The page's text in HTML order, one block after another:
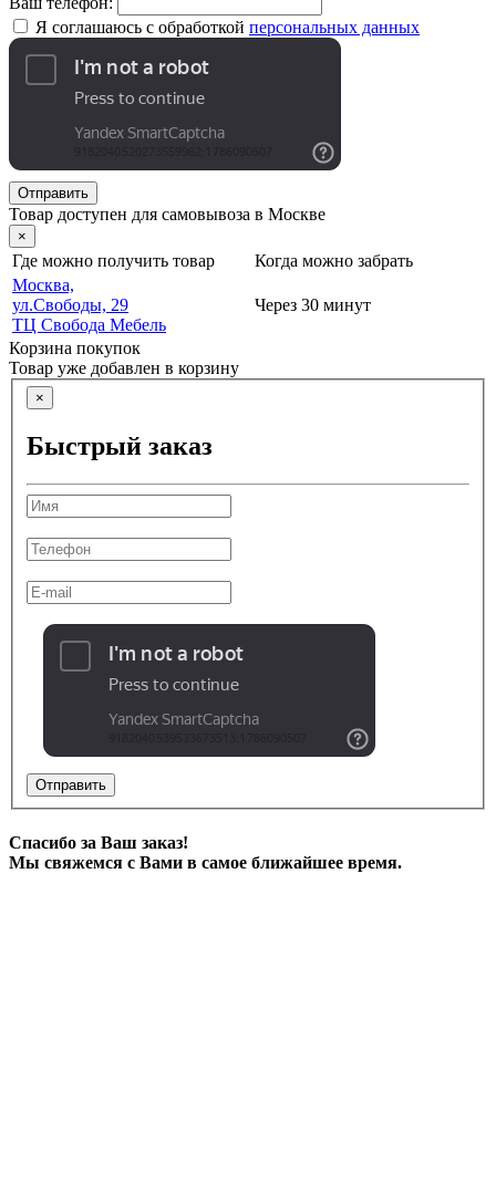
Я соглашаюсь с обработкой персональных данных
Отправить
Товар доступен для самовывоза в Москве
×
Где можно получить товар
Когда можно забрать
Москва,
ул.Свободы, 29
ТЦ Свобода Мебель
Через 30 минут
Корзина покупок
Товар уже добавлен в корзину
×
Быстрый заказ
Отправить
Спасибо за Ваш заказ!
Мы свяжемся с Вами в самое ближайшее время.